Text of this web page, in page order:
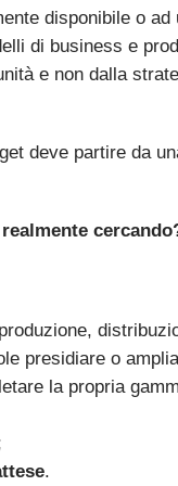
disponibile o
di business e
e non dalla
deve partire da
presidiare o
la propria
.